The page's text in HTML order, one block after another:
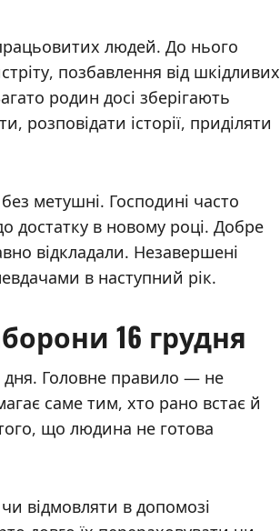
людей. До нього
позбавлення від шкідливих
родин досі зберігають
розповідати історії, приділяти
метушні. Господині часто
достатку в новому році. Добре
відкладали. Незавершені
в наступний рік.
16 грудня
дня. Головне правило — не
саме тим, хто рано встає й
що людина не готова
відмовляти в допомозі